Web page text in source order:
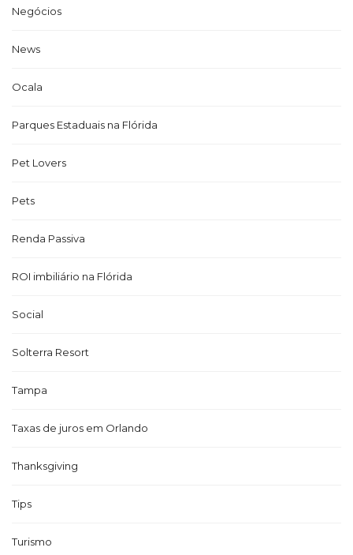
Negócios
News
Ocala
Parques Estaduais na Flórida
Pet Lovers
Pets
Renda Passiva
ROI imbiliário na Flórida
Social
Solterra Resort
Tampa
Taxas de juros em Orlando
Thanksgiving
Tips
Turismo